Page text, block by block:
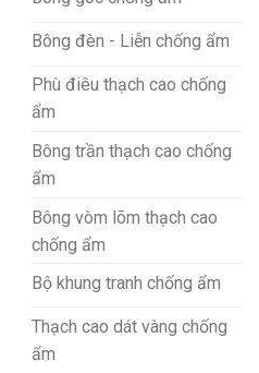
Bông đèn - Liễn chống ẩm
Phù điêu thạch cao chống
ẩm
Bông trần thạch cao chống
ẩm
Bông vòm lõm thạch cao
chống ẩm
Bộ khung tranh chống ẩm
Thạch cao dát vàng chống
ẩm